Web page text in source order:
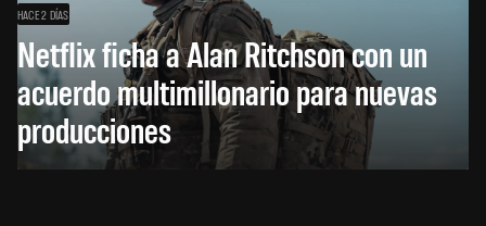
HACE 2 DÍAS
Netflix ficha a Alan Ritchson con un
acuerdo multimillonario para nuevas
producciones